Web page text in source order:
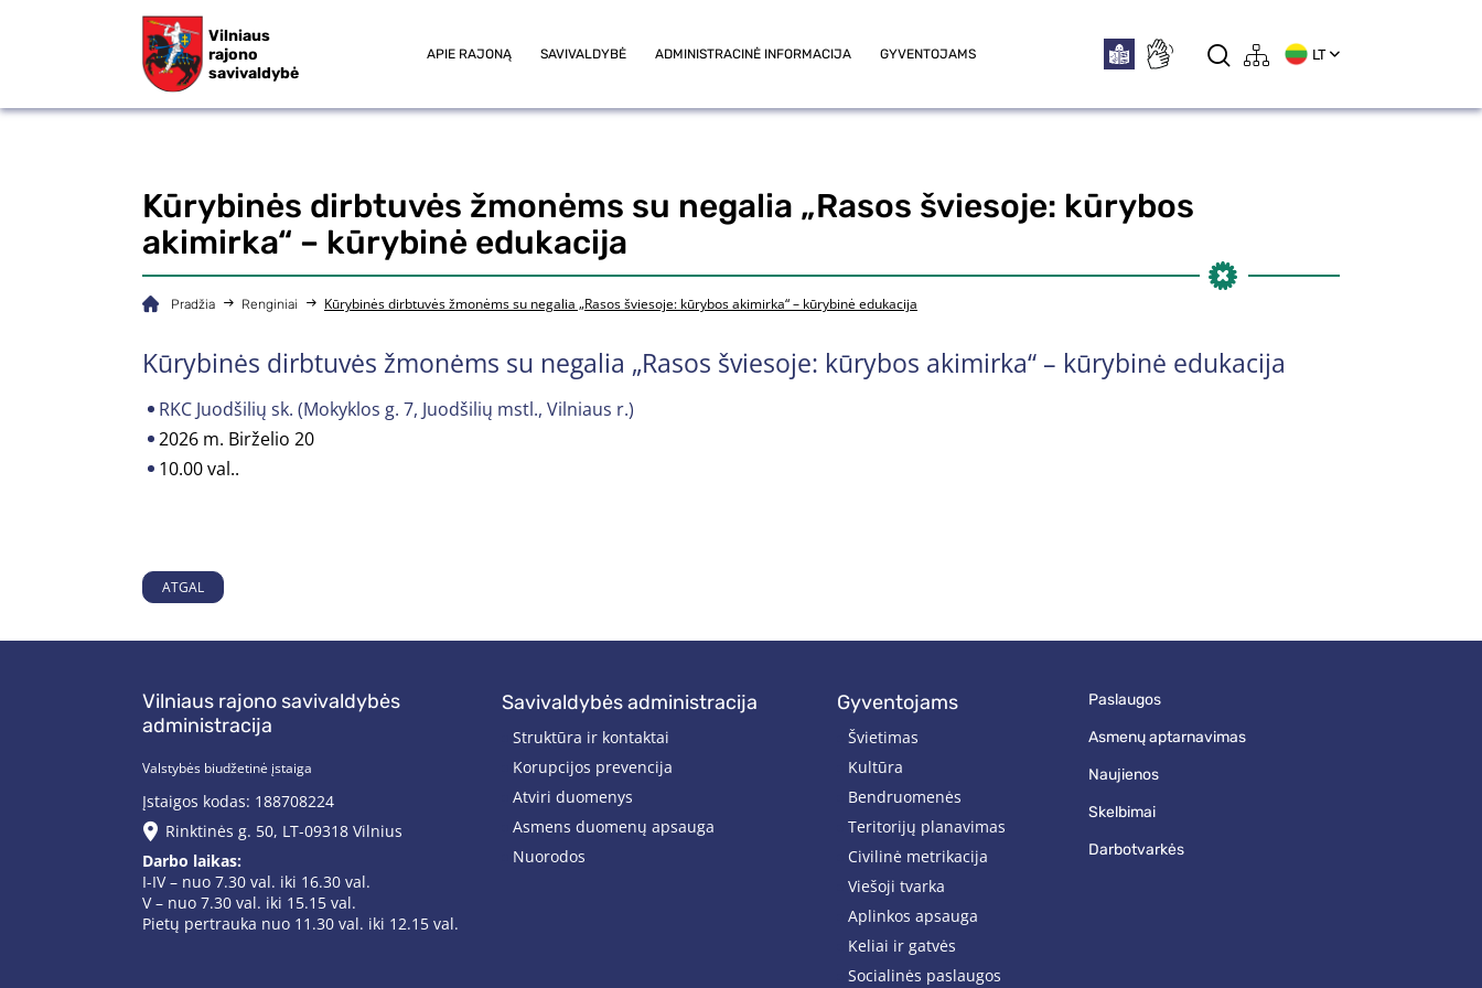
Vilniaus
rajono
savivaldybė
APIE RAJONĄ SAVIVALDYBĖ ADMINISTRACINĖ INFORMACIJA GYVENTOJAMS LT
Kūrybinės dirbtuvės žmonėms su negalia „Rasos šviesoje: kūrybos
akimirka“ – kūrybinė edukacija
Pradžia Renginiai Kūrybinės dirbtuvės žmonėms su negalia „Rasos šviesoje: kūrybos akimirka“ – kūrybinė edukacija
Kūrybinės dirbtuvės žmonėms su negalia „Rasos šviesoje: kūrybos akimirka“ – kūrybinė edukacija
RKC Juodšilių sk. (Mokyklos g. 7, Juodšilių mstl., Vilniaus r.)
2026 m. Birželio 20
10.00 val..
ATGAL
Vilniaus rajono savivaldybės
administracija
Valstybės biudžetinė įstaiga
Įstaigos kodas: 188708224
Rinktinės g. 50, LT-09318 Vilnius
Darbo laikas:
I-IV – nuo 7.30 val. iki 16.30 val.
V – nuo 7.30 val. iki 15.15 val.
Pietų pertrauka nuo 11.30 val. iki 12.15 val.
savivaldybės administracija
Struktūra ir kontaktai
Korupcijos prevencija
Atviri duomenys
Asmens duomenų apsauga
Nuorodos
gyventojams
Švietimas
Kultūra
Bendruomenės
Teritorijų planavimas
Civilinė metrikacija
Viešoji tvarka
Aplinkos apsauga
Keliai ir gatvės
Socialinės paslaugos
paslaugos
asmenų aptarnavimas
naujienos
skelbimai
darbotvarkės